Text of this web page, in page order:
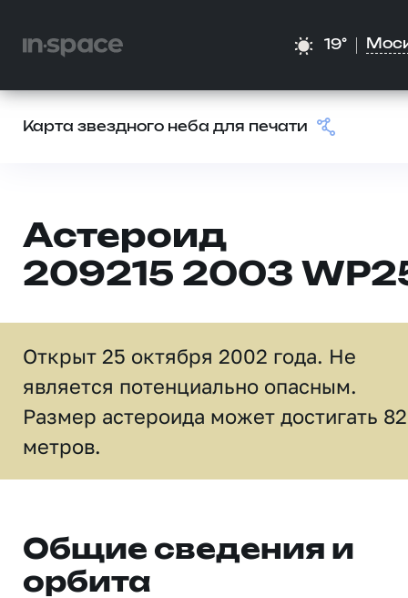
19°
Карта звездного неба для печати
Астероид
209215 2003
Открыт 25 октября 2002 года. Не
является потенциально опасным.
Размер астероида может достигать 82
метров.
Общие сведения и
орбита